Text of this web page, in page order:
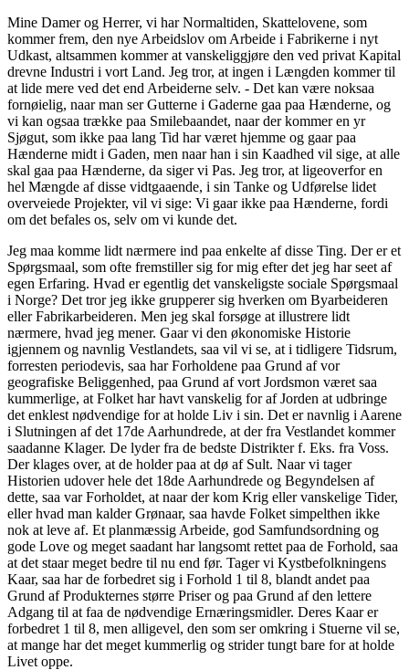
Mine Damer og Herrer, vi har Normaltiden, Skattelovene, som
kommer frem, den nye Arbeidslov om Arbeide i Fabrikerne i nyt
Udkast, altsammen kommer at vanskeliggjøre den ved privat Kapital
drevne Industri i vort Land. Jeg tror, at ingen i Længden kommer til
at lide mere ved det end Arbeiderne selv. - Det kan være noksaa
fornøielig, naar man ser Gutterne i Gaderne gaa paa Hænderne, og
vi kan ogsaa trække paa Smilebaandet, naar der kommer en yr
Sjøgut, som ikke paa lang Tid har været hjemme og gaar paa
Hænderne midt i Gaden, men naar han i sin Kaadhed vil sige, at alle
skal gaa paa Hænderne, da siger vi Pas. Jeg tror, at ligeoverfor en
hel Mængde af disse vidtgaaende, i sin Tanke og Udførelse lidet
overveiede Projekter, vil vi sige: Vi gaar ikke paa Hænderne, fordi
om det befales os, selv om vi kunde det.
Jeg maa komme lidt nærmere ind paa enkelte af disse Ting. Der er et
Spørgsmaal, som ofte fremstiller sig for mig efter det jeg har seet af
egen Erfaring. Hvad er egentlig det vanskeligste sociale Spørgsmaal
i Norge? Det tror jeg ikke grupperer sig hverken om Byarbeideren
eller Fabrikarbeideren. Men jeg skal forsøge at illustrere lidt
nærmere, hvad jeg mener. Gaar vi den økonomiske Historie
igjennem og navnlig Vestlandets, saa vil vi se, at i tidligere Tidsrum,
forresten periodevis, saa har Forholdene paa Grund af vor
geografiske Beliggenhed, paa Grund af vort Jordsmon været saa
kummerlige, at Folket har havt vanskelig for af Jorden at udbringe
det enklest nødvendige for at holde Liv i sin. Det er navnlig i Aarene
i Slutningen af det 17de Aarhundrede, at der fra Vestlandet kommer
saadanne Klager. De lyder fra de bedste Distrikter f. Eks. fra Voss.
Der klages over, at de holder paa at dø af Sult. Naar vi tager
Historien udover hele det 18de Aarhundrede og Begyndelsen af
dette, saa var Forholdet, at naar der kom Krig eller vanskelige Tider,
eller hvad man kalder Grønaar, saa havde Folket simpelthen ikke
nok at leve af. Et planmæssig Arbeide, god Samfundsordning og
gode Love og meget saadant har langsomt rettet paa de Forhold, saa
at det staar meget bedre til nu end før. Tager vi Kystbefolkningens
Kaar, saa har de forbedret sig i Forhold 1 til 8, blandt andet paa
Grund af Produkternes større Priser og paa Grund af den lettere
Adgang til at faa de nødvendige Ernæringsmidler. Deres Kaar er
forbedret 1 til 8, men alligevel, den som ser omkring i Stuerne vil se,
at mange har det meget kummerlig og strider tungt bare for at holde
Livet oppe.